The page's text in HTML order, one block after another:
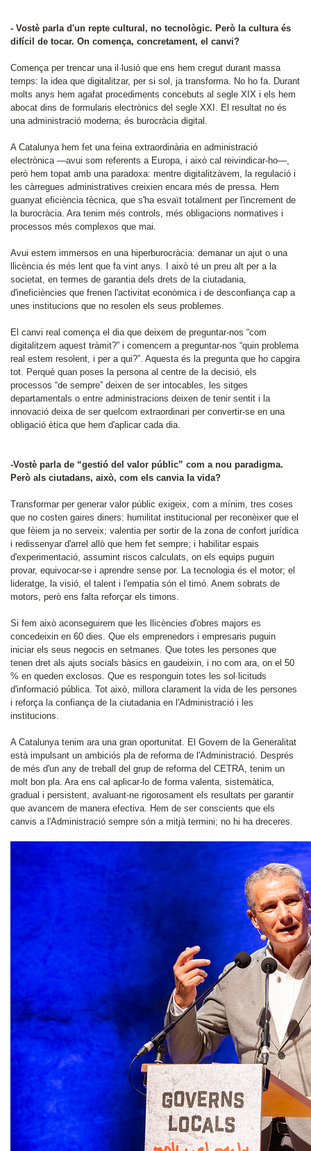
- Vostè parla d'un repte cultural, no tecnològic. Però la cultura és
difícil de tocar. On comença, concretament, el canvi?
Comença per trencar una il·lusió que ens hem cregut durant massa
temps: la idea que digitalitzar, per si sol, ja transforma. No ho fa. Durant
molts anys hem agafat procediments concebuts al segle XIX i els hem
abocat dins de formularis electrònics del segle XXI. El resultat no és
una administració moderna; és burocràcia digital.
A Catalunya hem fet una feina extraordinària en administració
electrònica —avui som referents a Europa, i això cal reivindicar-ho—,
però hem topat amb una paradoxa: mentre digitalitzàvem, la regulació i
les càrregues administratives creixien encara més de pressa. Hem
guanyat eficiència tècnica, que s'ha esvaït totalment per l'increment de
la burocràcia. Ara tenim més controls, més obligacions normatives i
processos més complexos que mai.
Avui estem immersos en una hiperburocràcia: demanar un ajut o una
llicència és més lent que fa vint anys. I això té un preu alt per a la
societat, en termes de garantia dels drets de la ciutadania,
d'ineficiències que frenen l'activitat econòmica i de desconfiança cap a
unes institucions que no resolen els seus problemes.
El canvi real comença el dia que deixem de preguntar-nos “com
digitalitzem aquest tràmit?” i comencem a preguntar-nos “quin problema
real estem resolent, i per a qui?”. Aquesta és la pregunta que ho capgira
tot. Perquè quan poses la persona al centre de la decisió, els
processos “de sempre” deixen de ser intocables, les sitges
departamentals o entre administracions deixen de tenir sentit i la
innovació deixa de ser quelcom extraordinari per convertir-se en una
obligació ètica que hem d'aplicar cada dia.
-Vostè parla de “gestió del valor públic” com a nou paradigma.
Però als ciutadans, això, com els canvia la vida?
Transformar per generar valor públic exigeix, com a mínim, tres coses
que no costen gaires diners: humilitat institucional per reconèixer que el
que fèiem ja no serveix; valentia per sortir de la zona de confort jurídica
i redissenyar d'arrel allò que hem fet sempre; i habilitar espais
d'experimentació, assumint riscos calculats, on els equips puguin
provar, equivocar-se i aprendre sense por. La tecnologia és el motor; el
lideratge, la visió, el talent i l'empatia són el timó. Anem sobrats de
motors, però ens falta reforçar els timons.
Si fem això aconseguirem que les llicències d'obres majors es
concedeixin en 60 dies. Que els emprenedors i empresaris puguin
iniciar els seus negocis en setmanes. Que totes les persones que
tenen dret als ajuts socials bàsics en gaudeixin, i no com ara, on el 50
% en queden exclosos. Que es responguin totes les sol·licituds
d'informació pública. Tot això, millora clarament la vida de les persones
i reforça la confiança de la ciutadania en l'Administració i les
institucions.
A Catalunya tenim ara una gran oportunitat. El Govern de la Generalitat
està impulsant un ambiciós pla de reforma de l'Administració. Després
de més d'un any de treball del grup de reforma del CETRA, tenim un
molt bon pla. Ara ens cal aplicar-lo de forma valenta, sistemàtica,
gradual i persistent, avaluant-ne rigorosament els resultats per garantir
que avancem de manera efectiva. Hem de ser conscients que els
canvis a l'Administració sempre són a mitjà termini; no hi ha dreceres.